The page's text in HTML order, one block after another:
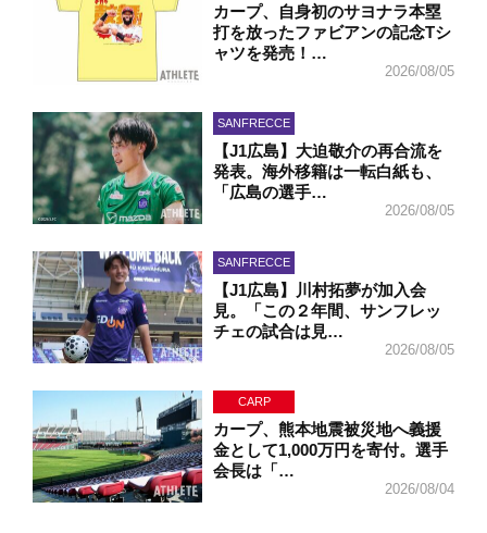
カープ、自身初のサヨナラ本塁
打を放ったファビアンの記念Tシ
ャツを発売！…
2026/08/05
SANFRECCE
【J1広島】大迫敬介の再合流を
発表。海外移籍は一転白紙も、
「広島の選手…
2026/08/05
SANFRECCE
【J1広島】川村拓夢が加入会
見。「この２年間、サンフレッ
チェの試合は見…
2026/08/05
CARP
カープ、熊本地震被災地へ義援
金として1,000万円を寄付。選手
会長は「…
2026/08/04